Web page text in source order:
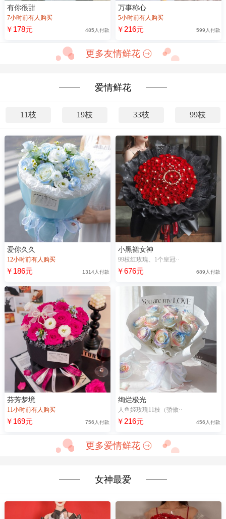
有你很甜
7小时前有人购买
￥178元 485人付款
万事称心
5小时前有人购买
￥216元 599人付款
更多友情鲜花
爱情鲜花
11枝 19枝 33枝 99枝
爱你久久
12小时前有人购买
￥186元 1314人付款
小黑裙女神
99枝红玫瑰、1个皇冠··
￥676元 689人付款
芬芳梦境
11小时前有人购买
￥169元 756人付款
绚烂极光
人鱼姬玫瑰11枝（骄傲··
￥216元 456人付款
更多爱情鲜花
女神最爱